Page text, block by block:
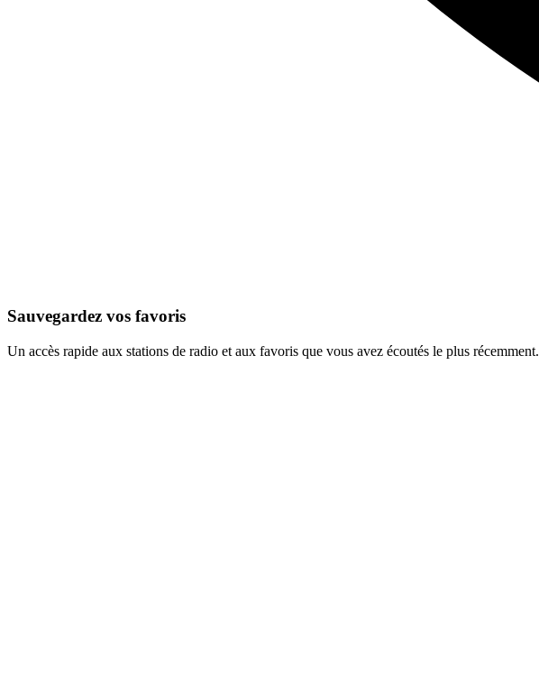
Sauvegardez vos favoris
Un accès rapide aux stations de radio et aux favoris que vous avez écoutés le plus récemment.